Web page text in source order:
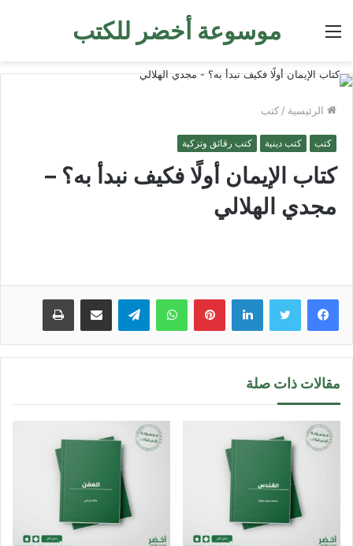
موسوعة أخضر للكتب القائمة
الرئيسية / كتب
كتب كتب دينية كتب رقائق وتزكية
كتاب الإيمان أولًا فكيف نبدأ به؟ –
مجدي الهلالي
لينكدإن بينتيريستواتساب تيلقرام مشاركة عبر البريد طباعة
مقالات ذات صلة